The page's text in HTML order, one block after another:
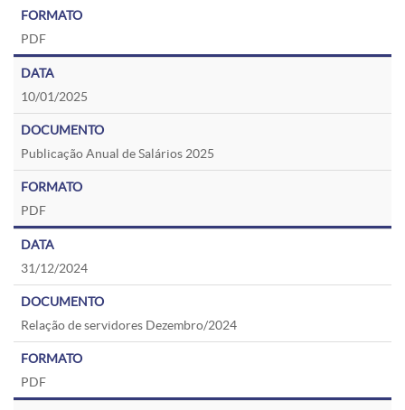
PDF
10/01/2025
Publicação Anual de Salários 2025
PDF
31/12/2024
Relação de servidores Dezembro/2024
PDF